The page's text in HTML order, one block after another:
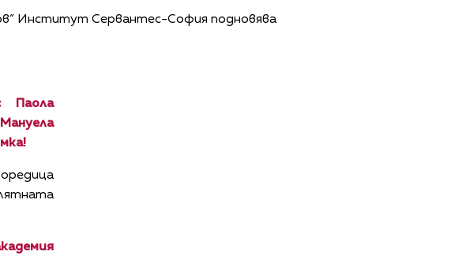
Институт Сервантес-София подновява
Паола